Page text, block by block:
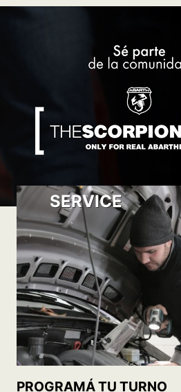
POST VENTA
OFERTAS DE
POST VENTA
FIAT PLAN